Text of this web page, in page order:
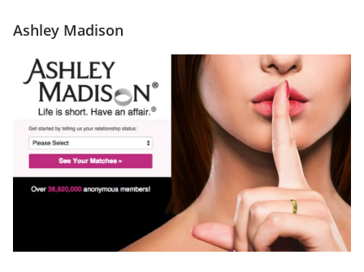
Ashley Madison